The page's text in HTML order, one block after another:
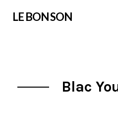
LE BON SON
Blac